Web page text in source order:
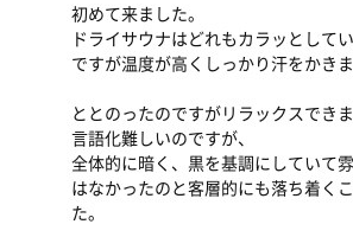
初めて来ました。
ドライサウナはどれもカラッとして
ですが温度が高くしっかり汗をかきま
ととのったのですがリラックスできま
言語化難しいのですが、
全体的に暗く、黒を基調にしていて
はなかったのと客層的にも落ち着く
た。